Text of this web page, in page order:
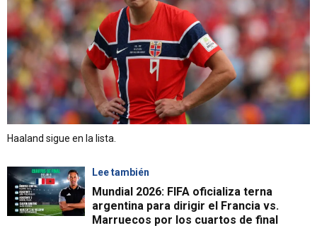
Haaland sigue en la lista.
Lee también
Mundial 2026: FIFA oficializa terna
argentina para dirigir el Francia vs.
Marruecos por los cuartos de final